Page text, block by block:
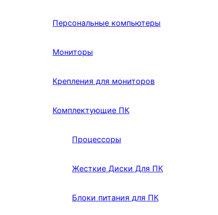
Персональные компьютеры
Мониторы
Крепления для мониторов
Комплектующие ПК
Процессоры
Жесткие Диски Для ПК
Блоки питания для ПК